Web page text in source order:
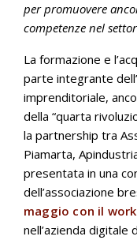
per promuovere
competenze nel
La formazione e
parte integrante
imprenditoriale,
della “quarta
la partnership tra
Piamarta,
presentata in una
dell’associazione
maggio con il
nell’azienda digitale